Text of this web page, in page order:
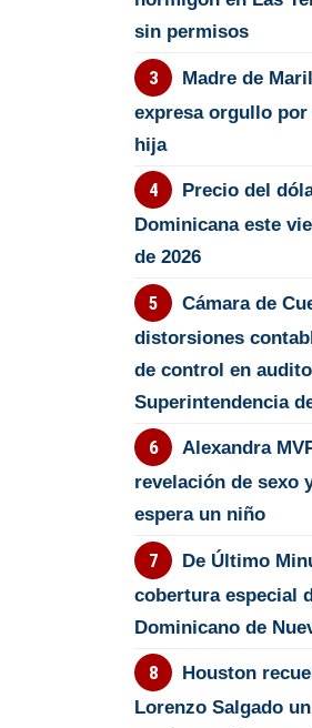
sin permisos
Madre de
expresa orgullo
hija
Precio del
Dominicana este
de 2026
Cámara de
distorsiones
de control en
Superintendencia
Alexandra
revelación de sexo
espera un niño
De Último
cobertura especial
Dominicano de
Houston
Lorenzo Salgado